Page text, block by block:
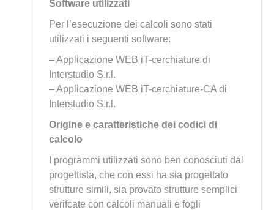
Software utilizzati
Per l’esecuzione dei calcoli sono stati
utilizzati i seguenti software:
– Applicazione WEB iT-cerchiature di
Interstudio S.r.l.
– Applicazione WEB iT-cerchiature-CA di
Interstudio S.r.l.
Origine e caratteristiche dei codici di
calcolo
I programmi utilizzati sono ben conosciuti dal
progettista, che con essi ha sia progettato
strutture simili, sia provato strutture semplici
verifcate con calcoli manuali e fogli